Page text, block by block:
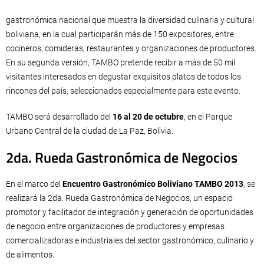
gastronómica nacional que muestra la diversidad culinaria y cultural
boliviana, en la cual participarán más de 150 expositores, entre
cocineros, comideras, restaurantes y organizaciones de productores.
En su segunda versión, TAMBO pretende recibir a más de 50 mil
visitantes interesados en degustar exquisitos platos de todos los
rincones del país, seleccionados especialmente para este evento.
TAMBO será desarrollado del 16 al 20 de octubre, en el Parque
Urbano Central de la ciudad de La Paz, Bolivia.
2da. Rueda Gastronómica de Negocios
En el marco del Encuentro Gastronómico Boliviano TAMBO 2013, se
realizará la 2da. Rueda Gastronómica de Negocios, un espacio
promotor y facilitador de integración y generación de oportunidades
de negocio entre organizaciones de productores y empresas
comercializadoras e industriales del sector gastronómico, culinario y
de alimentos.